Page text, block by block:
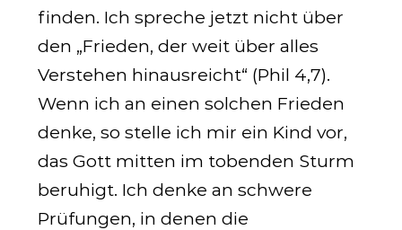
finden. Ich spreche jetzt nicht über
den „Frieden, der weit über alles
Verstehen hinausreicht“ (Phil 4,7).
Wenn ich an einen solchen Frieden
denke, so stelle ich mir ein Kind vor,
das Gott mitten im tobenden Sturm
beruhigt. Ich denke an schwere
Prüfungen, in denen die